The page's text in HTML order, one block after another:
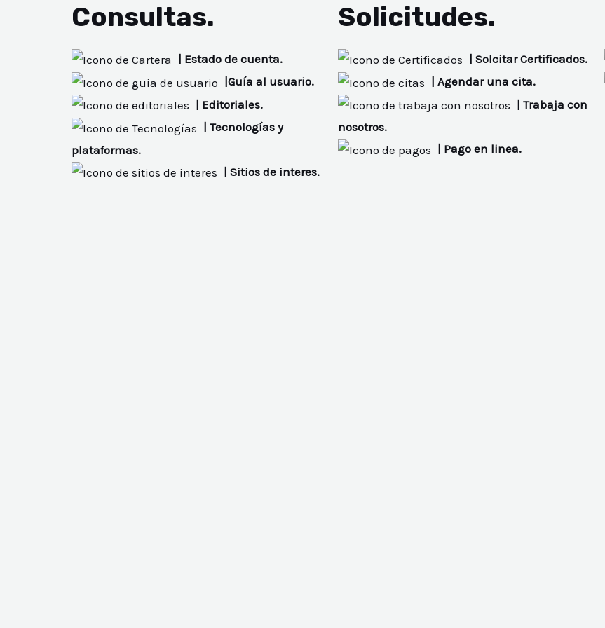
Consultas.
| Estado de cuenta.
|Guía al usuario.
| Editoriales.
| Tecnologías y
plataformas.
| Sitios de interes.
Solicitudes.
| Solcitar Certificados.
| Agendar una cita.
| Trabaja con
nosotros.
| Pago en linea.